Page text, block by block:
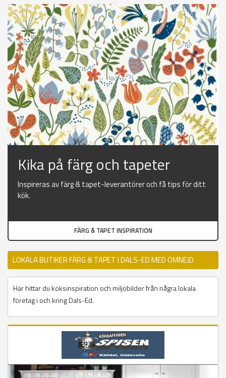
Kika på färg och tapeter
Inspireras av färg & tapet-leverantörer och få tips för ditt
kök.
FÄRG & TAPET INSPIRATION
LOKALA BUTIKER FÄRG & TAPET I DALS-ED MED OMNEJD
Här hittar du köksinspiration och miljöbilder från några lokala
företag i och kring Dals-Ed.